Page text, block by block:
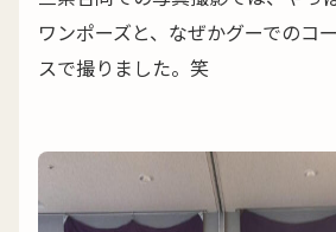
ワンポーズと、なぜかグーでのコ
スで撮りました。笑